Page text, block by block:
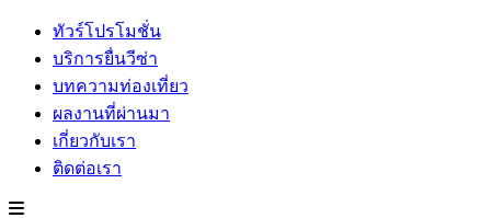
ทัวร์โปรโมชั่น
บริการยื่นวีซ่า
บทความท่องเที่ยว
ผลงานที่ผ่านมา
เกี่ยวกับเรา
ติดต่อเรา